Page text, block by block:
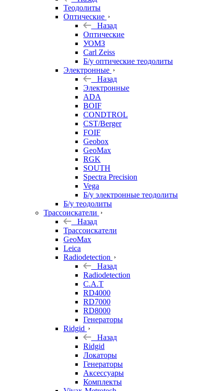
Теодолиты
Оптические
Назад
Оптические
УОМЗ
Carl Zeiss
Б/у оптические теодолиты
Электронные
Назад
Электронные
ADA
BOIF
CONDTROL
CST/Berger
FOIF
Geobox
GeoMax
RGK
SOUTH
Spectra Precision
Vega
Б/у электронные теодолиты
Б/у теодолиты
Трассоискатели
Назад
Трассоискатели
GeoMax
Leica
Radiodetection
Назад
Radiodetection
C.A.T
RD4000
RD7000
RD8000
Генераторы
Ridgid
Назад
Ridgid
Локаторы
Генераторы
Аксессуары
Комплекты